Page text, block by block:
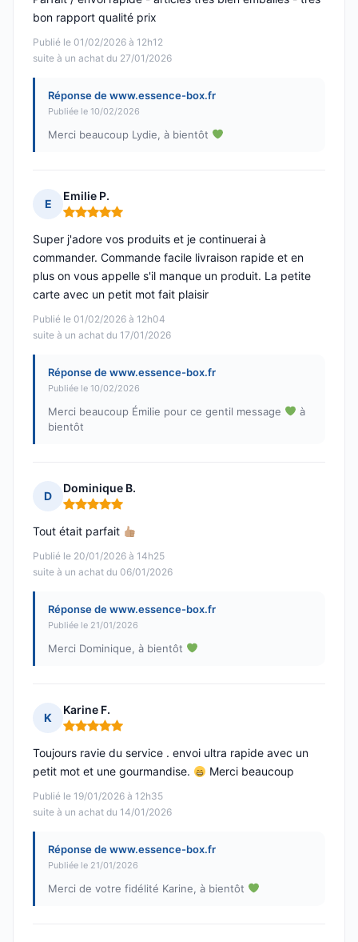
Publié le 01/02/2026 à 12h12
suite à un achat du 27/01/2026
bon rapport qualité prix
Réponse de www.essence-box.fr
Publiée le 10/02/2026
Merci beaucoup Lydie, à bientôt
E
Emilie P.
Note : 5 sur 5
Publié le 01/02/2026 à 12h04
suite à un achat du 17/01/2026
Super j'adore vos produits et je continuerai à
commander. Commande facile livraison rapide et en
plus on vous appelle s'il manque un produit. La petite
carte avec un petit mot fait plaisir
Réponse de www.essence-box.fr
Publiée le 10/02/2026
Merci beaucoup Émilie pour ce gentil message
à
bientôt
D
Dominique B.
Note : 5 sur 5
Publié le 20/01/2026 à 14h25
suite à un achat du 06/01/2026
Tout était parfait
Réponse de www.essence-box.fr
Publiée le 21/01/2026
Merci Dominique, à bientôt
K
Karine F.
Note : 5 sur 5
Publié le 19/01/2026 à 12h35
suite à un achat du 14/01/2026
Toujours ravie du service . envoi ultra rapide avec un
petit mot et une gourmandise.
Merci beaucoup
Réponse de www.essence-box.fr
Publiée le 21/01/2026
Merci de votre fidélité Karine, à bientôt